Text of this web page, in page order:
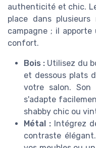
authenticité et chic.
place dans
campagne ; il
confort.
Bois : Utilisez du
et dessous plats
votre salon. Son
s'adapte
shabby chic ou
Métal : Intégrez
contraste